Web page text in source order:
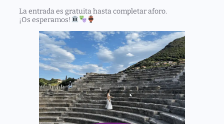
La entrada es gratuita hasta completar aforo.
¡Os esperamos!